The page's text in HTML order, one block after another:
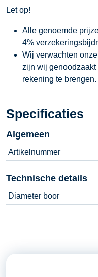
Let op!
Alle genoemde
4%
Wij verwachten
zijn wij
rekening te brengen.
Specificaties
Algemeen
Artikelnummer
Technische details
Diameter boor